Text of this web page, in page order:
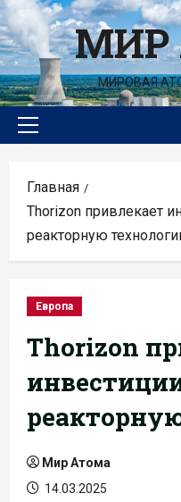
Перейти
к
содержимомуМИР
МИРОВАЯ
Основное
Главная
Thorizon привлекает
реакторную
Европа
Thorizon
Мир Атома
14.03.2025